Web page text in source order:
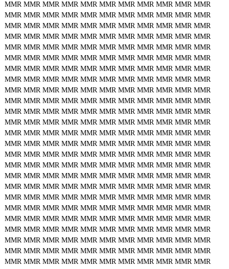
MMR MMR MMR MMR MMR MMR MMR MMR MMR MMR MMR
MMR MMR MMR MMR MMR MMR MMR MMR MMR MMR MMR
MMR MMR MMR MMR MMR MMR MMR MMR MMR MMR MMR
MMR MMR MMR MMR MMR MMR MMR MMR MMR MMR MMR
MMR MMR MMR MMR MMR MMR MMR MMR MMR MMR MMR
MMR MMR MMR MMR MMR MMR MMR MMR MMR MMR MMR
MMR MMR MMR MMR MMR MMR MMR MMR MMR MMR MMR
MMR MMR MMR MMR MMR MMR MMR MMR MMR MMR MMR
MMR MMR MMR MMR MMR MMR MMR MMR MMR MMR MMR
MMR MMR MMR MMR MMR MMR MMR MMR MMR MMR MMR
MMR MMR MMR MMR MMR MMR MMR MMR MMR MMR MMR
MMR MMR MMR MMR MMR MMR MMR MMR MMR MMR MMR
MMR MMR MMR MMR MMR MMR MMR MMR MMR MMR MMR
MMR MMR MMR MMR MMR MMR MMR MMR MMR MMR MMR
MMR MMR MMR MMR MMR MMR MMR MMR MMR MMR MMR
MMR MMR MMR MMR MMR MMR MMR MMR MMR MMR MMR
MMR MMR MMR MMR MMR MMR MMR MMR MMR MMR MMR
MMR MMR MMR MMR MMR MMR MMR MMR MMR MMR MMR
MMR MMR MMR MMR MMR MMR MMR MMR MMR MMR MMR
MMR MMR MMR MMR MMR MMR MMR MMR MMR MMR MMR
MMR MMR MMR MMR MMR MMR MMR MMR MMR MMR MMR
MMR MMR MMR MMR MMR MMR MMR MMR MMR MMR MMR
MMR MMR MMR MMR MMR MMR MMR MMR MMR MMR MMR
MMR MMR MMR MMR MMR MMR MMR MMR MMR MMR MMR
MMR MMR MMR MMR MMR MMR MMR MMR MMR MMR MMR